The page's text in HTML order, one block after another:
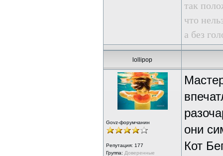
так
что
а без
lollipop
Govz-форумчанин
Репутация: 177
Группа: Доверенные
они
Кот